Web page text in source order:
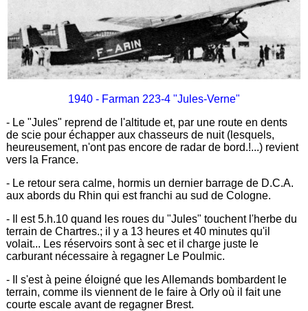
1940 - Farman 223-4 "Jules-Verne"
- Le "Jules" reprend de l'altitude et, par une route en dents
de scie pour échapper aux chasseurs de nuit (lesquels,
heureusement, n'ont pas encore de radar de bord.!...) revient
vers la France.
- Le retour sera calme, hormis un dernier barrage de D.C.A.
aux abords du Rhin qui est franchi au sud de Cologne.
- Il est 5.h.10 quand les roues du "Jules" touchent l'herbe du
terrain de Chartres.; il y a 13 heures et 40 minutes qu'il
volait... Les réservoirs sont à sec et il charge juste le
carburant nécessaire à regagner Le Poulmic.
- Il s'est à peine éloigné que les Allemands bombardent le
terrain, comme ils viennent de le faire à Orly où il fait une
courte escale avant de regagner Brest.